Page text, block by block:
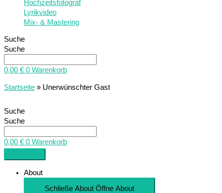
Hochzeitsfotograf
Lyrikvideo
Mix- & Mastering
Suche
Suche
0,00 € 0 Warenkorb
Startseite » Unerwünschter Gast
Suche
Suche
0,00 € 0 Warenkorb
About
Schließe About Öffne About